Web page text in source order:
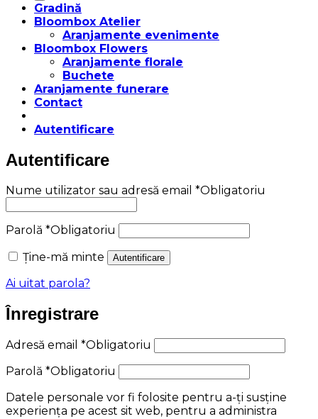
Gradină
Bloombox Atelier
Aranjamente evenimente
Bloombox Flowers
Aranjamente florale
Buchete
Aranjamente funerare
Contact
Autentificare
Autentificare
Nume utilizator sau adresă email *Obligatoriu
Parolă *Obligatoriu
Ține-mă minte
Autentificare
Ai uitat parola?
Înregistrare
Adresă email *Obligatoriu
Parolă *Obligatoriu
Datele personale vor fi folosite pentru a-ți susține
experiența pe acest sit web, pentru a administra